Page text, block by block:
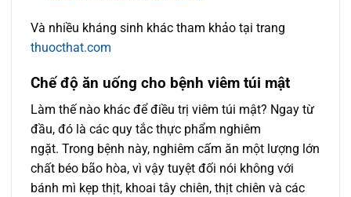
Và nhiều kháng sinh khác tham khảo tại trang
thuocthat.com
Chế độ ăn uống cho bệnh viêm túi mật
Làm thế nào khác để điều trị viêm túi mật? Ngay từ
đầu, đó là các quy tắc thực phẩm nghiêm
ngặt. Trong bệnh này, nghiêm cấm ăn một lượng lớn
chất béo bão hòa, vì vậy tuyệt đối nói không với
bánh mì kẹp thịt, khoai tây chiên, thịt chiên và các